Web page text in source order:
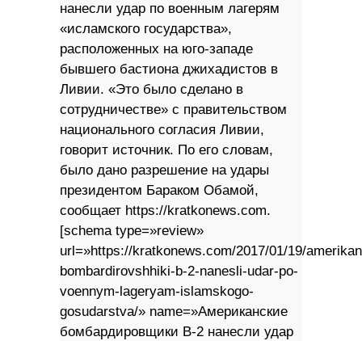
нанесли удар по военным лагерям
«исламского государства»,
расположенных на юго-западе
бывшего бастиона джихадистов в
Ливии. «Это было сделано в
сотрудничестве» с правительством
национального согласия Ливии,
говорит источник. По его словам,
было дано разрешение на удары
президентом Бараком Обамой,
сообщает https://kratkonews.com.
[schema type=»review»
url=»https://kratkonews.com/2017/01/19/
bombardirovshhiki-b-2-nanesli-udar-po-
voennym-lageryam-islamskogo-
gosudarstva/» name=»Американские
бомбардировщики B-2 нанесли удар